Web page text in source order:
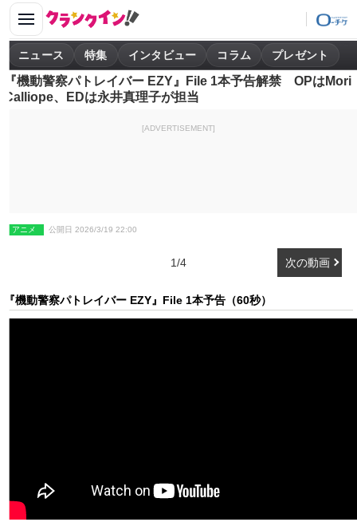
ニュース 特集 インタビュー コラム プレゼント
『機動警察パトレイバー EZY』File 1本予告解禁 OPはMori
Calliope、EDは永井真理子が担当
[ADVERTISEMENT]
アニメ 公開日 2026/3/19 22:00
1/4 次の動画
『機動警察パトレイバー EZY』File 1本予告（60秒）